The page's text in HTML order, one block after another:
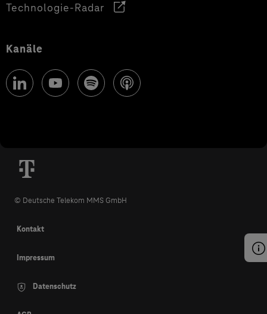
Technologie-Radar
Kanäle
© Deutsche Telekom MMS GmbH
Kontakt
Impressum
Datenschutz